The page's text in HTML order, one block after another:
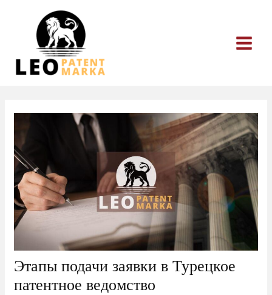
содержимому
Этапы подачи заявки в Турецкое
патентное ведомство